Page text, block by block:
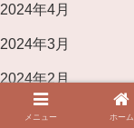
2024年4月
2024年3月
2024年2月
2024年1月
メニュー ホーム